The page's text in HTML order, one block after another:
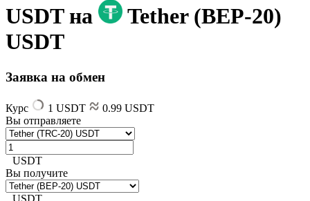
USDT на
Tether (BEP-20)
USDT
Заявка на обмен
Курс 1 USDT
0.99 USDT
Вы отправляете
USDT
Вы получите
USDT